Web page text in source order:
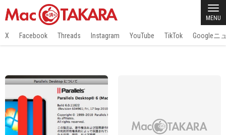
MENU
X Facebook Threads Instagram YouTube TikTok Googleニ